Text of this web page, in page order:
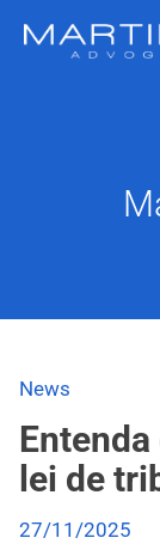
News
lei de
27/11/2025